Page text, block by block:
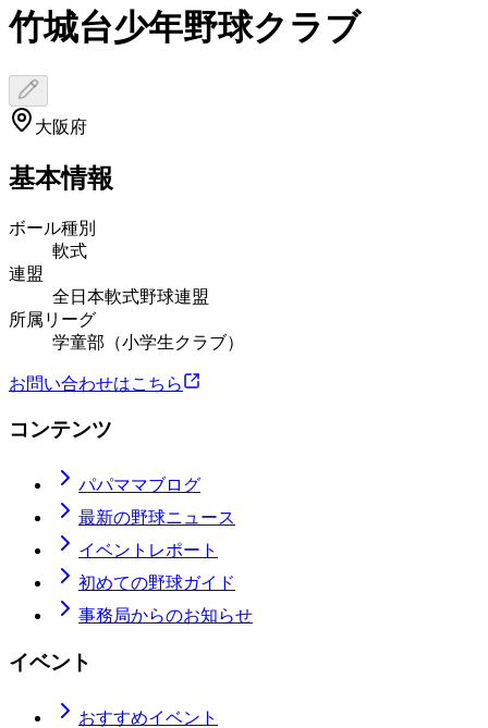
竹城台少年野球クラブ
大阪府
基本情報
ボール種別
軟式
連盟
全日本軟式野球連盟
所属リーグ
学童部（小学生クラブ）
お問い合わせはこちら
コンテンツ
パパママブログ
最新の野球ニュース
イベントレポート
初めての野球ガイド
事務局からのお知らせ
イベント
おすすめイベント